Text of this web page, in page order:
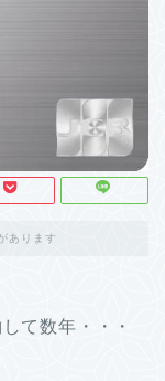
あります
て数年・・・